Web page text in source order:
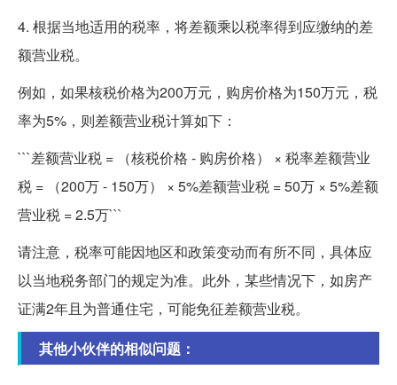
4. 根据当地适用的税率，将差额乘以税率得到应缴纳的差
额营业税。
例如，如果核税价格为200万元，购房价格为150万元，税
率为5%，则差额营业税计算如下：
```差额营业税 = （核税价格 - 购房价格） × 税率差额营业
税 = （200万 - 150万） × 5%差额营业税 = 50万 × 5%差额
营业税 = 2.5万```
请注意，税率可能因地区和政策变动而有所不同，具体应
以当地税务部门的规定为准。此外，某些情况下，如房产
证满2年且为普通住宅，可能免征差额营业税。
其他小伙伴的相似问题：